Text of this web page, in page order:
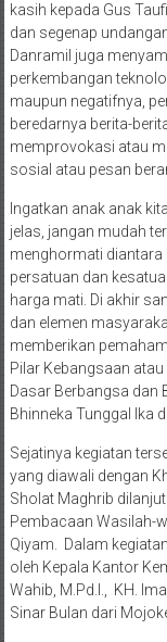
kasih kepada Gus
dan segenap
Danramil juga
perkembangan
maupun negatifnya,
beredarnya berita-
memprovokasi atau
sosial atau pesan
Ingatkan anak anak
jelas, jangan mudah
menghormati diantara
persatuan dan
harga mati. Di akhir
dan elemen
memberikan
Pilar Kebangsaan
Dasar Berbangsa dan
Bhinneka Tunggal Ika
Sejatinya kegiatan
yang diawali dengan
Sholat Maghrib
Pembacaan Wasilah-
Qiyam. Dalam
oleh Kepala Kantor
Wahib, M.Pd.I., KH.
Sinar Bulan dari